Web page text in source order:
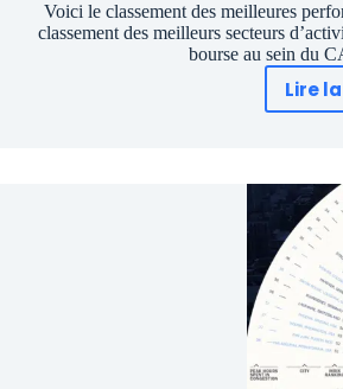
Voici le classement des meilleures
classement des meilleurs secteurs
bourse au sein du
Lire